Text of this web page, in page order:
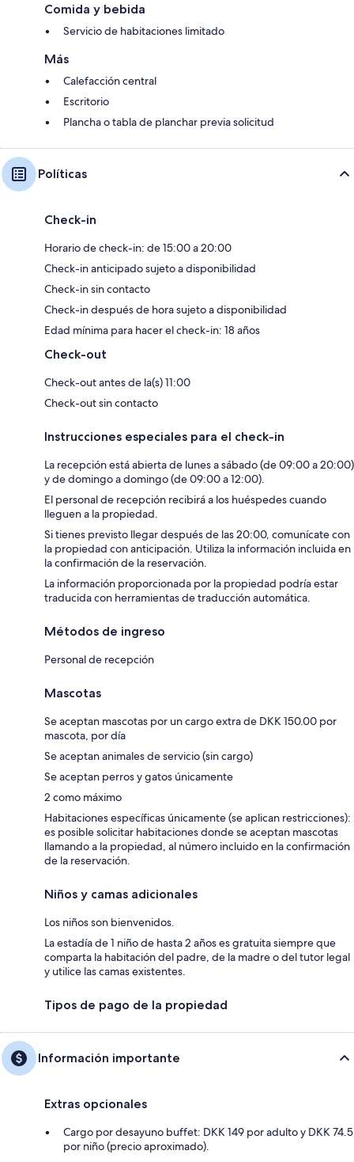
Comida y bebida
Servicio de habitaciones limitado
Más
Calefacción central
Escritorio
Plancha o tabla de planchar previa solicitud
Políticas
Check-in
Horario de check-in: de 15:00 a 20:00
Check-in anticipado sujeto a disponibilidad
Check-in sin contacto
Check-in después de hora sujeto a disponibilidad
Edad mínima para hacer el check-in: 18 años
Check-out
Check-out antes de la(s) 11:00
Check-out sin contacto
Instrucciones especiales para el check-in
La recepción está abierta de lunes a sábado (de 09:00 a 20:00)
y de domingo a domingo (de 09:00 a 12:00).
El personal de recepción recibirá a los huéspedes cuando
lleguen a la propiedad.
Si tienes previsto llegar después de las 20:00, comunícate con
la propiedad con anticipación. Utiliza la información incluida en
la confirmación de la reservación.
La información proporcionada por la propiedad podría estar
traducida con herramientas de traducción automática.
Métodos de ingreso
Personal de recepción
Mascotas
Se aceptan mascotas por un cargo extra de DKK 150.00 por
mascota, por día
Se aceptan animales de servicio (sin cargo)
Se aceptan perros y gatos únicamente
2 como máximo
Habitaciones específicas únicamente (se aplican restricciones):
es posible solicitar habitaciones donde se aceptan mascotas
llamando a la propiedad, al número incluido en la confirmación
de la reservación.
Niños y camas adicionales
Los niños son bienvenidos.
La estadía de 1 niño de hasta 2 años es gratuita siempre que
comparta la habitación del padre, de la madre o del tutor legal
y utilice las camas existentes.
Tipos de pago de la propiedad
Información importante
Extras opcionales
Cargo por desayuno buffet: DKK 149 por adulto y DKK 74.5
por niño (precio aproximado).